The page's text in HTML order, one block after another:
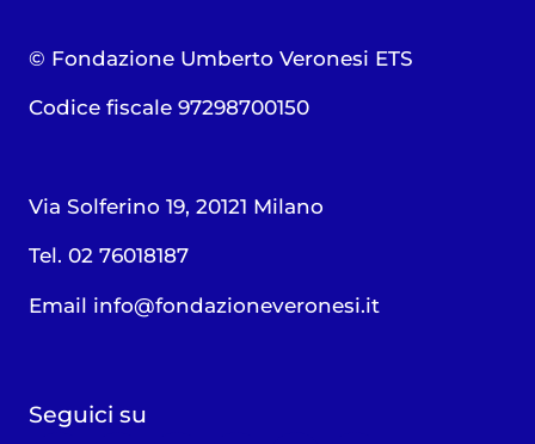
© Fondazione Umberto Veronesi ETS
Codice fiscale 97298700150
Via Solferino 19, 20121 Milano
Tel. 02 76018187
Email info@fondazioneveronesi.it
Seguici su